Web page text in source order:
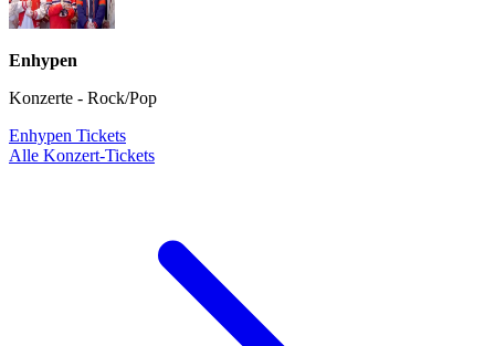
Enhypen
Konzerte - Rock/Pop
Enhypen Tickets
Alle Konzert-Tickets